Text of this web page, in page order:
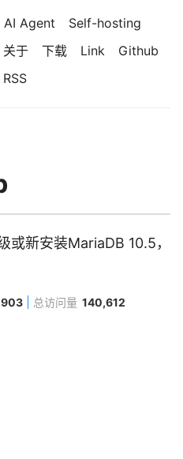
AI Agent
Self-hosting
关于 下载 Link
Github
RSS
或新安装MariaDB 10.5，
总访问量 140,612